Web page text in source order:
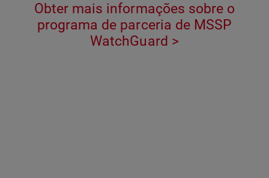
Obter mais informações sobre o
programa de parceria de MSSP
WatchGuard >